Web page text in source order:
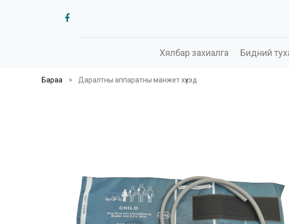
Хялбар захиалга Бидний
Бараа Даралтны аппаратны манжет хүүхэд